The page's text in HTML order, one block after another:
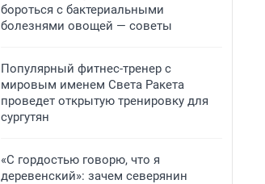
бороться с бактериальными
болезнями овощей — советы
Популярный фитнес-тренер с
мировым именем Света Ракета
проведет открытую тренировку для
сургутян
«С гордостью говорю, что я
деревенский»: зачем северянин